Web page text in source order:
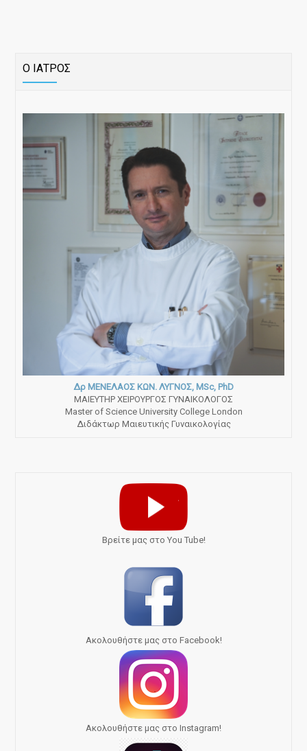
Ο ΙΑΤΡΟΣ
Δρ ΜΕΝΕΛΑΟΣ ΚΩΝ. ΛΥΓΝΟΣ, MSc, PhD
ΜΑΙΕΥΤΗΡ ΧΕΙΡΟΥΡΓΟΣ ΓΥΝΑΙΚΟΛΟΓΟΣ
Master of Science University College London
Διδάκτωρ Μαιευτικής Γυναικολογίας
Bρείτε μας στο You Tube!
Ακολουθήστε μας στο Facebook!
Ακολουθήστε μας στο Instagram!